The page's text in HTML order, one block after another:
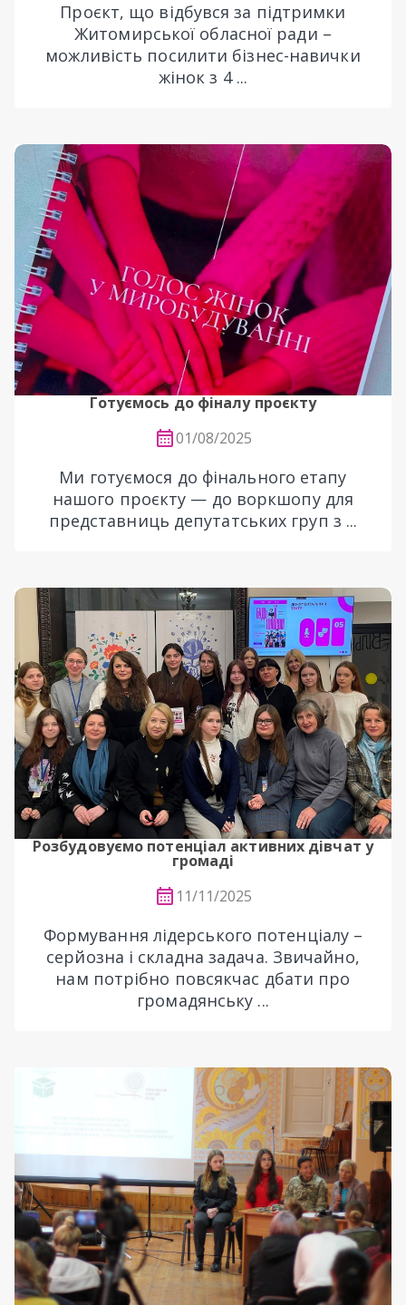
Проєкт, що відбувся за підтримки
Житомирської обласної ради –
можливість посилити бізнес-навички
жінок з 4 ...
Готуємось до фіналу проєкту
01/08/2025
Ми готуємося до фінального етапу
нашого проєкту — до воркшопу для
представниць депутатських груп з ...
Розбудовуємо потенціал активних дівчат у
громаді
11/11/2025
Формування лідерського потенціалу –
серйозна і складна задача. Звичайно,
нам потрібно повсякчас дбати про
громадянську ...